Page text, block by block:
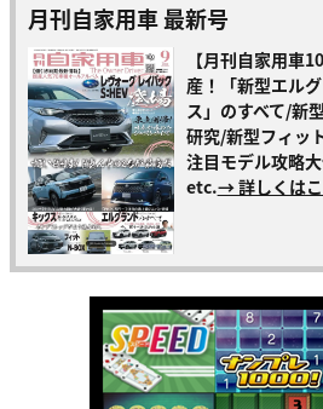
月刊自家用車 最新号
【月刊自家用車
産！「新型エル
ス」のすべて/新
研究/新型フィッ
注目モデル攻略
etc.→ 詳しくは